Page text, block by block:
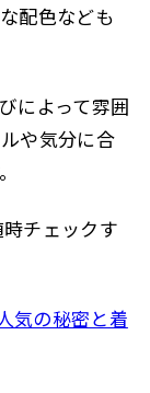
配色なども
によって雰囲
や気分に合
チェックす
気の秘密と着